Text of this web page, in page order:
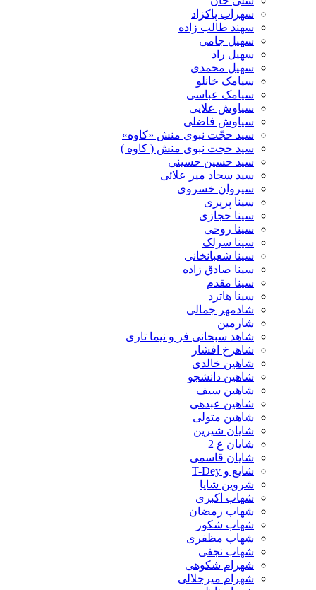
سهراب پاکزاد
سهند طالب زاده
سهیل جامی
سهیل راد
سهیل محمدی
سیامک خانلو
سیامک عباسی
سیاوش علایی
سیاوش فاضلی
سید حجّت نبوی منش «کاوه»
سید حجت نبوی منش ( کاوه )
سید حسین حسینى
سید سجاد میر علائی
سیروان خسروی
سینا پرپری
سینا حجازی
سینا روحی
سینا سرلک
سینا شعبانخانی
سینا صادق زاده
سینا مقدم
سینا هاترد
شادمهر جمالی
شارمین
شاهد سبحانی فر و نیما تاری
شاهرخ افشار
شاهین خالدی
شاهین دانشجو
شاهین سیف
شاهین عبدهی
شاهین متولی
شایان شیرین
شایان ع 2
شایان قاسمی
شایع و T-Dey
شروین شایا
شهاب اکبری
شهاب رمضان
شهاب شکور
شهاب مظفری
شهاب نجفی
شهرام شکوهی
شهرام میرجلالی